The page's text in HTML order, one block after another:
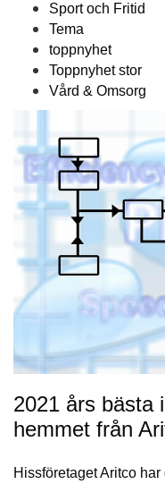
Sport och Fritid
Tema
toppnyhet
Toppnyhet stor
Vård & Omsorg
2021 års bästa
hemmet från
Hissföretaget Aritco har